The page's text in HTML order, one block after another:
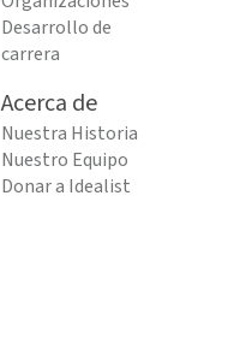
Desarrollo de
carrera
Acerca de
Nuestra Historia
Nuestro Equipo
Donar a Idealist